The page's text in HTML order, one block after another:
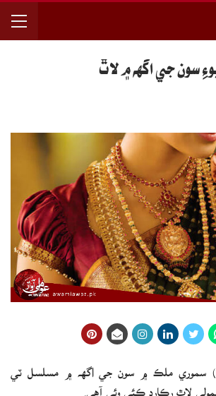
سون جي اگهه ۾ لاٿ
) سموري ملڪ ۾ سون جي اگهه ۾ مسلسل ٽي
لاٿ رڪارڊ ڪئي وئي آهي.